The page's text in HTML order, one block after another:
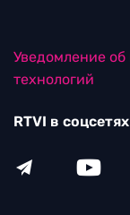
Уведомление
технологий
RTVI в соцсетях